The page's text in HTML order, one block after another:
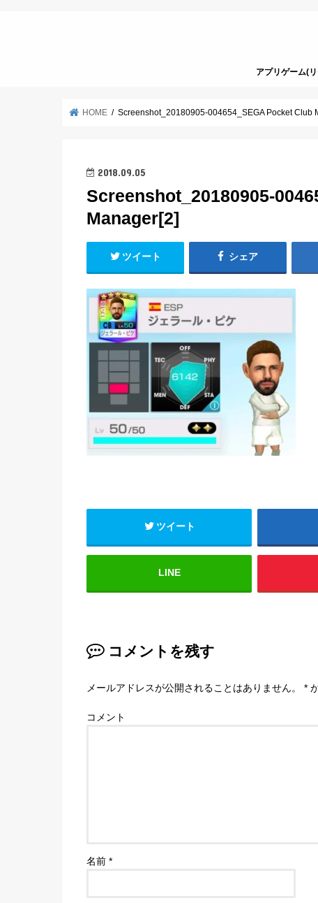
アプリゲーム(
HOME Screenshot_20180905-004654_SEGA Pocket Club
2018.09.05
Screenshot_20180905-
Manager[2]
ツイート シェア
ツイート
LINE
コメントを残す
メールアドレスが公開されることはありません。 *
コメント
名前 *